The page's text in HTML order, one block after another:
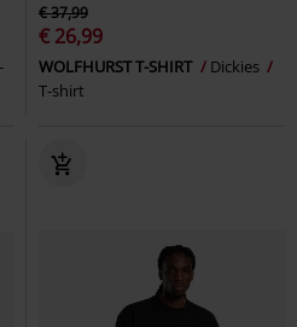
€ 37,99
€ 26,99
WOLFHURST T-SHIRT
Dickies
T-shirt